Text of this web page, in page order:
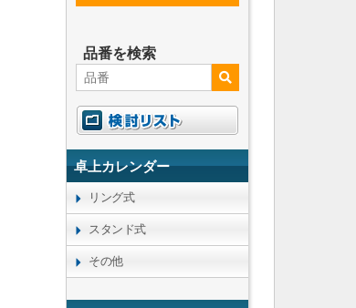
品番を検索
卓上カレンダー
リング式
スタンド式
その他